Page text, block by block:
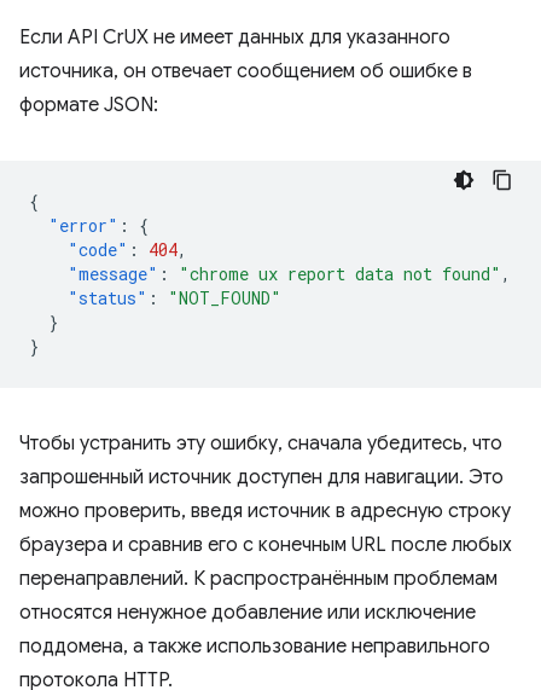
Если API CrUX не имеет данных для указанного
источника, он отвечает сообщением об ошибке в
формате JSON:
{
"error" :
{
"code" : 404,
"message" : "chrome ux report data not found" ,
"status" :
"NOT_FOUND"
}
}
Чтобы устранить эту ошибку, сначала убедитесь, что
запрошенный источник доступен для навигации. Это
можно проверить, введя источник в адресную строку
браузера и сравнив его с конечным URL после любых
перенаправлений. К распространённым проблемам
относятся ненужное добавление или исключение
поддомена, а также использование неправильного
протокола HTTP.